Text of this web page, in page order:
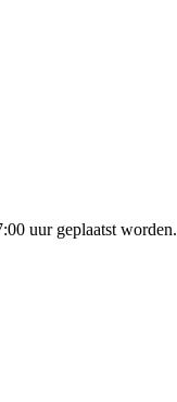
uur geplaatst worden.